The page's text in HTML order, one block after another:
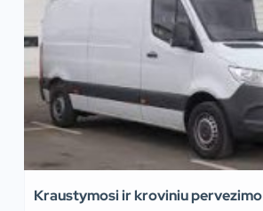
Kraustymosi ir kroviniu